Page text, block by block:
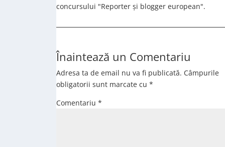
concursului "Reporter și blogger european".
Înaintează un Comentariu
Adresa ta de email nu va fi publicată. Câmpurile
obligatorii sunt marcate cu *
Comentariu *